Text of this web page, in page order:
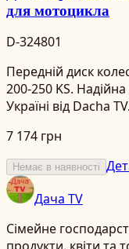
для мотоцикла
D-324801
Передній диск
200-250 KS.
Україні від Dacha TV.
7 174 грн
Немає в наявності
Дача TV
Сімейне